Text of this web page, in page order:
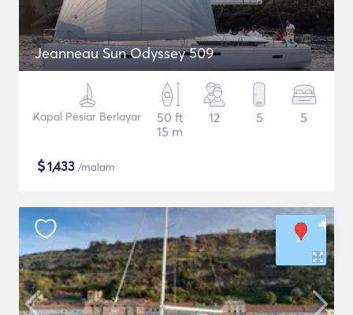
Jeanneau Sun Odyssey 509
Kapal Pesiar Berlayar
50 ft
15 m
12 5 5
$1,433 /malam